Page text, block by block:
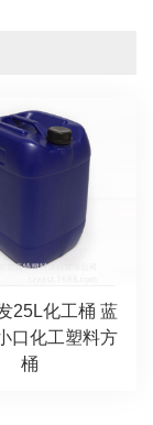
25L化工桶 蓝
口化工塑料方
桶